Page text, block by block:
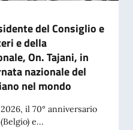
del Consiglio e
e della
On. Tajani, in
nazionale del
nel mondo
il 70° anniversario
e...